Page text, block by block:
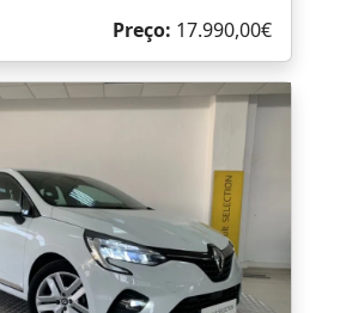
Preço: 17.990,00€